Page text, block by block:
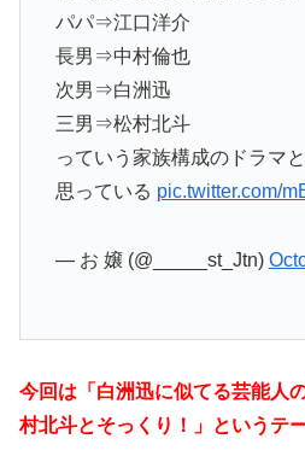
パパ⇒江口洋介
長男⇒中村倫也
次男⇒白洲迅
三男⇒松村北斗
っていう家族構成のドラマ
思っている pic.twitter.com/
— お 嬢 (@_____st_Jtn)
今回は「白洲迅に似てる芸能人
村北斗とそっくり！」というテ